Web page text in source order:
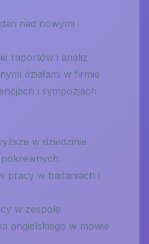
nad nowymi
raportów i analiz
działami w firmie
i sympozjach
w dziedzinie
pokrewnych
pracy w badaniach i
w zespole
angielskiego w mowie